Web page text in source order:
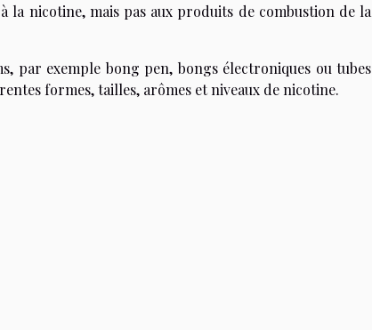
nicotine, mais pas aux produits de combustion de la
par exemple bong pen, bongs électroniques ou tubes
formes, tailles, arômes et niveaux de nicotine.